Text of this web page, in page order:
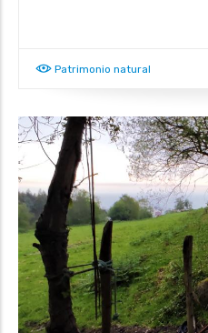
Patrimonio natural